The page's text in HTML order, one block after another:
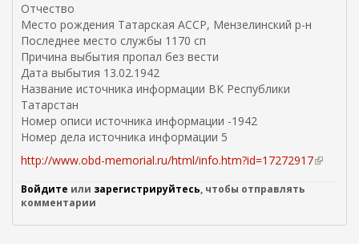
н
а
Отчество
Место рождения Татарская АССР, Мензелинский р-н
Последнее место службы 1170 сп
Причина выбытия пропал без вести
Дата выбытия 13.02.1942
Название источника информации ВК Республики
Татарстан
Номер описи источника информации -1942
Номер дела источника информации 5
http://www.obd-memorial.ru/html/info.htm?id=17272917(
ш
Войдите или зарегистрируйтесь, чтобы отправлять
комментарии